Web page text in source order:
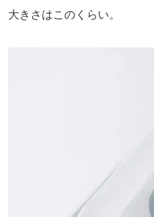
大きさはこのくらい。